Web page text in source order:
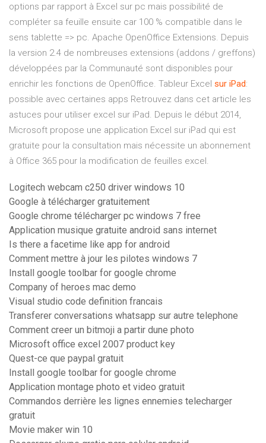
options par rapport à Excel sur pc mais possibilité de
compléter sa feuille ensuite car 100 % compatible dans le
sens tablette => pc. Apache OpenOffice Extensions. Depuis
la version 2.4 de nombreuses extensions (addons / greffons)
développées par la Communauté sont disponibles pour
enrichir les fonctions de OpenOffice. Tableur Excel sur iPad:
possible avec certaines apps Retrouvez dans cet article les
astuces pour utiliser excel sur iPad. Depuis le début 2014,
Microsoft propose une application Excel sur iPad qui est
gratuite pour la consultation mais nécessite un abonnement
à Office 365 pour la modification de feuilles excel.
Logitech webcam c250 driver windows 10
Google à télécharger gratuitement
Google chrome télécharger pc windows 7 free
Application musique gratuite android sans internet
Is there a facetime like app for android
Comment mettre à jour les pilotes windows 7
Install google toolbar for google chrome
Company of heroes mac demo
Visual studio code definition francais
Transferer conversations whatsapp sur autre telephone
Comment creer un bitmoji a partir dune photo
Microsoft office excel 2007 product key
Quest-ce que paypal gratuit
Install google toolbar for google chrome
Application montage photo et video gratuit
Commandos derrière les lignes ennemies telecharger
gratuit
Movie maker win 10